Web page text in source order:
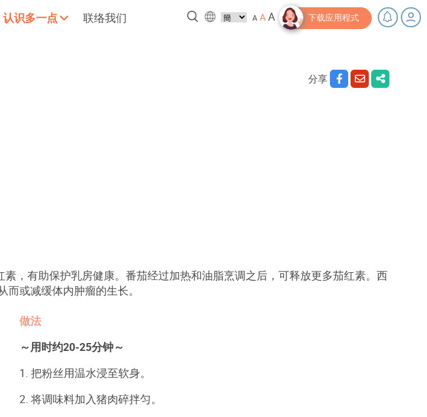
认识多一点 联络我们 A AA 下载应用程式
分享
，有助保护乳房健康。番茄经过加热和油脂烹调之后，可释放更多茄红素。西
或减缓体内肿瘤的生长。
做法
～用时约20-25分钟～
1. 把粉丝用温水浸至软身。
2. 将调味料加入猪肉碎拌匀。